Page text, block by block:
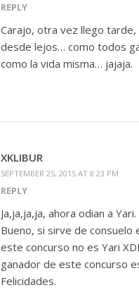
REPLY
Carajo, otra vez llego
desde lejos… como todos
como la vida misma… jajaja.
XKLIBUR
SEPTEMBER 25, 2015 AT 8:23 PM
REPLY
Ja,ja,ja,ja, ahora odian a Yari.
Bueno, si sirve de consuelo
este concurso no es Yari
ganador de este concurso
Felicidades.